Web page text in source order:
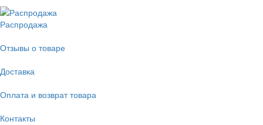
Распродажа
Отзывы о товаре
Доставка
Оплата и возврат товара
Контакты